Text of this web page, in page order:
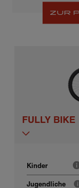
ZUR
FULLY BIKE
Kinder
Jugendliche